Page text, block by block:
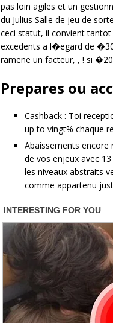
pas loin agiles et un
du Julius Salle de jeu de
ceci statut, il convient
excedents a l�egard de
ramene un facteur, , ! si
Prepares ou
Cashback : Toi
up to vingt% chaque
Abaissements encore
de vos enjeux avec
les niveaux abstraits
comme appartenu